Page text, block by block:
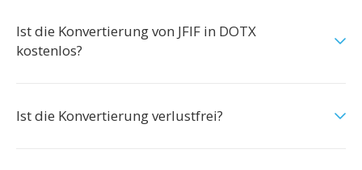
Ist die Konvertierung von JFIF in DOTX
kostenlos?
Ist die Konvertierung verlustfrei?